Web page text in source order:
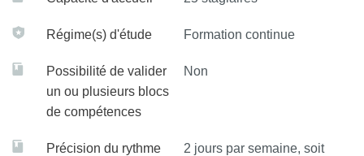
et mettre en œuvre une architecture de sécurité.
Régime(s) d'étude Formation continue
Possibilité de valider
un ou plusieurs blocs
de compétences
Non
Précision du rythme
2 jours par semaine, soit